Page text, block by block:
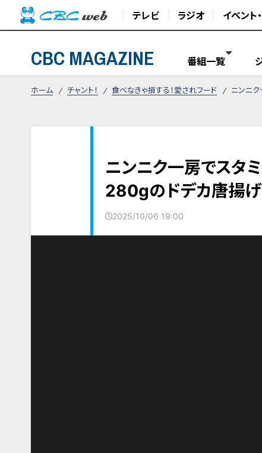
テレビ ラジオ イベント
CBC MAGAZINE 番組一覧
ホーム チャント！ 食べなきゃ損する！愛されフード ニンニク
ニンニク一房でスタ
280gのドデカ唐揚げ
2025/10/06 19:00